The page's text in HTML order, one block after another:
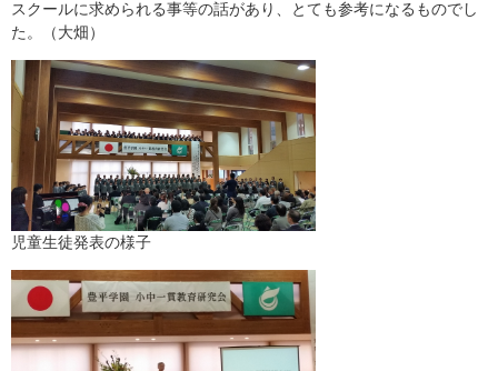
スクールに求められる事等の話があり、とても参考になるものでし
た。（大畑）
児童生徒発表の様子